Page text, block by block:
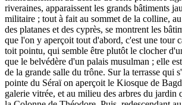
riveraines, apparaissent les grands bâtiments
militaire ; tout à fait au sommet de la colline,
des platanes et des cyprès, se montrent les
que l'on y aperçoit tout d'abord, c'est une tour
toit pointu, qui semble être plutôt le clocher
que le belvédère d'un palais musulman ; elle
de la grande salle du trône. Sur la terrasse qui
pointe du Séraï on aperçoit le Kiosque de
galerie vitrée, et au milieu des arbres du jardin